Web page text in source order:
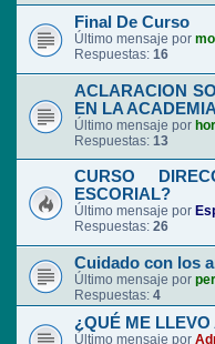
Final De Curso
Último mensaje por
Respuestas: 16
ACLARACION
EN LA
Último mensaje por
Respuestas: 13
CURSO
ESCORIAL?
Último mensaje por
Respuestas: 26
Cuidado con los
Último mensaje por
Respuestas: 4
¿QUÉ ME
Último mensaje por